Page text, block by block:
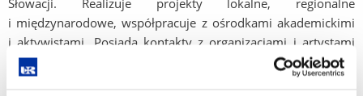
i międzynarodowe, współpracuje z ośrodkami akademickimi
i aktywistami. Posiada kontakty z organizacjami i artystami
w całej Słowacji i zza granicy. CNK Zahrada to także centrum
ruchu obywatelskiego regionu. Liderzy organizacji aktywnie